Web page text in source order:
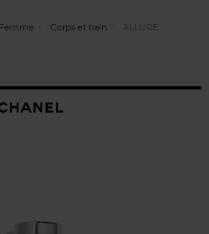
Femme Corps et bain ALLURE